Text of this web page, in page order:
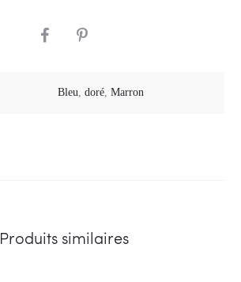
SHARE
Bleu, doré, Marron
Produits similaires